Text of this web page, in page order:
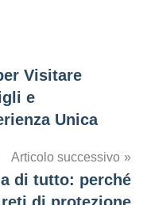
Visitare
e
Unica
Articolo successivo
di tutto: perché